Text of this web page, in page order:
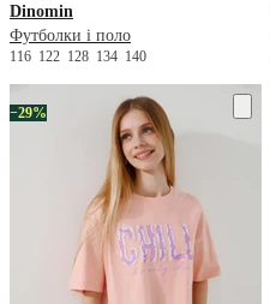
Dinomin
Футболки і поло
116 122 128 134 140
−29%